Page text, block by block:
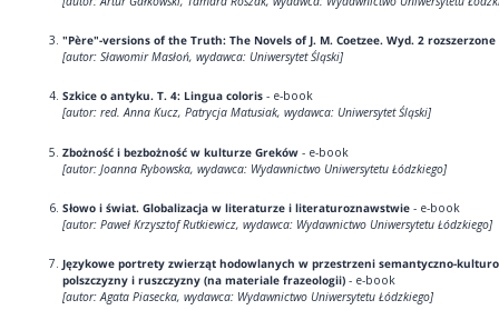
"Père"-versions of the Truth: The Novels of J. M. Coetzee. Wyd. 2 rozszerzone
[autor: Sławomir Masłoń, wydawca: Uniwersytet Śląski]
Szkice o antyku. T. 4: Lingua coloris - e-book
[autor: red. Anna Kucz, Patrycja Matusiak, wydawca: Uniwersytet Śląski]
Zbożność i bezbożność w kulturze Greków - e-book
[autor: Joanna Rybowska, wydawca: Wydawnictwo Uniwersytetu Łódzkiego]
Słowo i świat. Globalizacja w literaturze i literaturoznawstwie - e-book
[autor: Paweł Krzysztof Rutkiewicz, wydawca: Wydawnictwo Uniwersytetu Łódzkiego]
Językowe portrety zwierząt hodowlanych w przestrzeni semantyczno-
polszczyzny i ruszczyzny (na materiale frazeologii) - e-book
[autor: Agata Piasecka, wydawca: Wydawnictwo Uniwersytetu Łódzkiego]